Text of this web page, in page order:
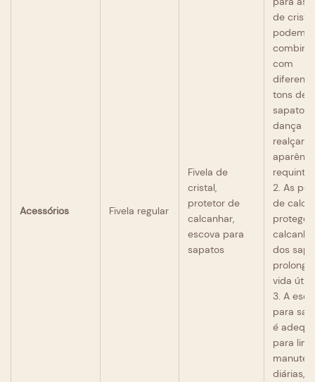
Acessórios Fivela regular
Fivela de
cristal,
protetor de
calcanhar,
escova para
sapatos
de
podem
com
tons de
sapatos
dança
realçar
2. As
de
dos
vida útil.
3. A
para
é
para
diárias,